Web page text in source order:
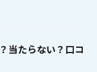
当たらない？口コ